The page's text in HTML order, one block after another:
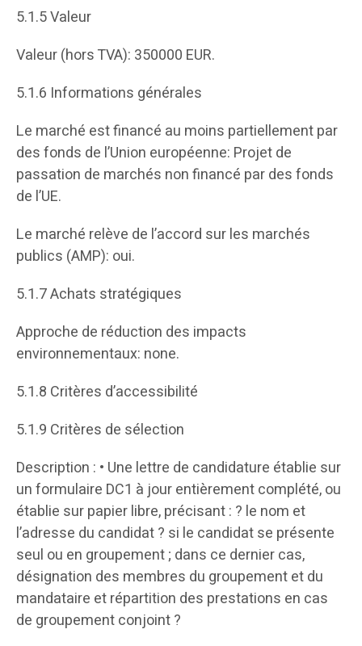
5.1.5 Valeur
Valeur (hors TVA): 350000 EUR.
5.1.6 Informations générales
Le marché est financé au moins partiellement par
des fonds de l’Union européenne: Projet de
passation de marchés non financé par des fonds
de l’UE.
Le marché relève de l’accord sur les marchés
publics (AMP): oui.
5.1.7 Achats stratégiques
Approche de réduction des impacts
environnementaux: none.
5.1.8 Critères d’accessibilité
5.1.9 Critères de sélection
Description : • Une lettre de candidature établie sur
un formulaire DC1 à jour entièrement complété, ou
établie sur papier libre, précisant : ? le nom et
l’adresse du candidat ? si le candidat se présente
seul ou en groupement ; dans ce dernier cas,
désignation des membres du groupement et du
mandataire et répartition des prestations en cas
de groupement conjoint ?